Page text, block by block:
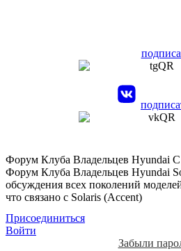
Форум Клуба Владельцев Hyundai С
Форум Клуба Владельцев Hyundai
обсуждения всех поколений
что связано с Solaris (Accent)
Присоединиться
Войти
Забыли